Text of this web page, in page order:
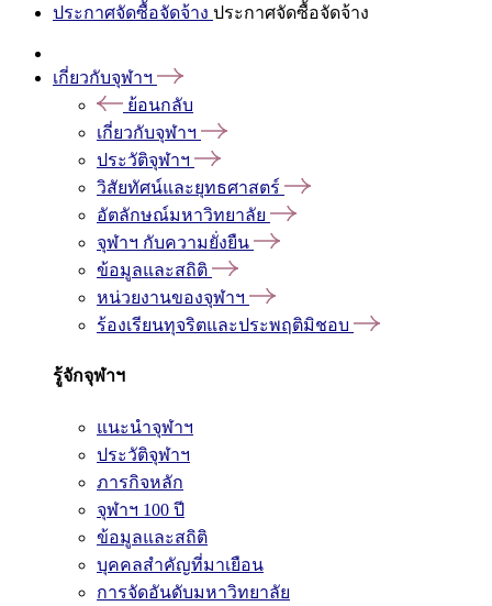
ประกาศจัดซื้อจัดจ้าง ประกาศจัดซื้อจัดจ้าง
เกี่ยวกับจุฬาฯ
ย้อนกลับ
เกี่ยวกับจุฬาฯ
ประวัติจุฬาฯ
วิสัยทัศน์และยุทธศาสตร์
อัตลักษณ์มหาวิทยาลัย
จุฬาฯ กับความยั่งยืน
ข้อมูลและสถิติ
หน่วยงานของจุฬาฯ
ร้องเรียนทุจริตและประพฤติมิชอบ
รู้จักจุฬาฯ
แนะนำจุฬาฯ
ประวัติจุฬาฯ
ภารกิจหลัก
จุฬาฯ 100 ปี
ข้อมูลและสถิติ
บุคคลสำคัญที่มาเยือน
การจัดอันดับมหาวิทยาลัย